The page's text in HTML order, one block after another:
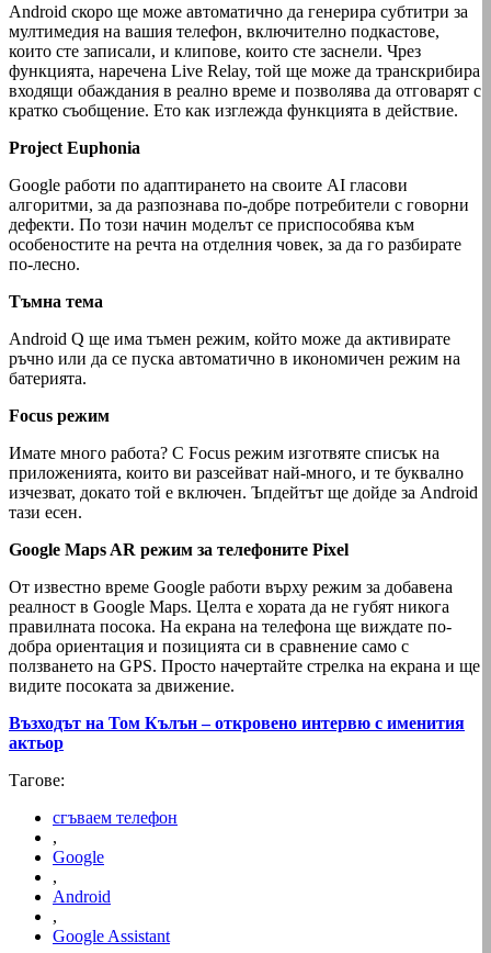
Android скоро ще може автоматично да генерира субтитри за
мултимедия на вашия телефон, включително подкастове,
които сте записали, и клипове, които сте заснели. Чрез
функцията, наречена Live Relay, той ще може да транскрибира
входящи обаждания в реално време и позволява да отговарят с
кратко съобщение. Ето как изглежда функцията в действие.
Project Euphonia
Google работи по адаптирането на своите AI гласови
алгоритми, за да разпознава по-добре потребители с говорни
дефекти. По този начин моделът се приспособява към
особеностите на речта на отделния човек, за да го разбирате
по-лесно.
Тъмна тема
Android Q ще има тъмен режим, който може да активирате
ръчно или да се пуска автоматично в икономичен режим на
батерията.
Focus режим
Имате много работа? С Focus режим изготвяте списък на
приложенията, които ви разсейват най-много, и те буквално
изчезват, докато той е включен. Ъпдейтът ще дойде за Android
тази есен.
Google Maps AR режим за телефоните Pixel
От известно време Google работи върху режим за добавена
реалност в Google Maps. Целта е хората да не губят никога
правилната посока. На екрана на телефона ще виждате по-
добра ориентация и позицията си в сравнение само с
ползването на GPS. Просто начертайте стрелка на екрана и ще
видите посоката за движение.
Възходът на Том Кълън – откровено интервю с именития
актьор
Тагове:
сгъваем телефон
,
Google
,
Android
,
Google Assistant